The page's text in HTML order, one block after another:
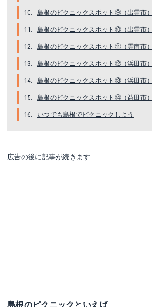
島根のピクニックスポット⑨（出雲市）
島根のピクニックスポット⑩（出雲市）
島根のピクニックスポット⑪（雲南市）
島根のピクニックスポット⑫（浜田市）
島根のピクニックスポット⑬（浜田市）
島根のピクニックスポット⑭（益田市）
いつでも島根でピクニックしよう
広告の後に記事が続きます
島根のピクニックといえば